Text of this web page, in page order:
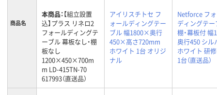
商品名
本商品：【組立設置
込】プラス リネロ2
フォールディングテ
ーブル 幕板なし・棚
板なし
1200×450×700m
m LD-415TN-70
617993（直送品）
アイリスチトセ フ
ォールディングテー
ブル 幅1800×奥行
450×高さ720mm
ホワイト 1台 オリジ
ナル
Netforce フ
ディングテー
棚・幕板付
奥行450 シ
ホワイト 研
1台（直送品）